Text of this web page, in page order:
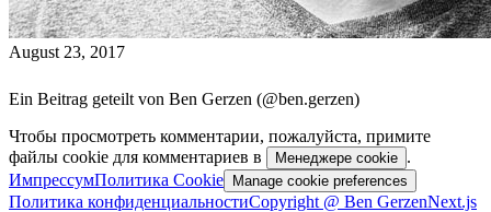
August 23, 2017
Ein Beitrag geteilt von Ben Gerzen (@ben.gerzen)
Чтобы просмотреть комментарии, пожалуйста, примите
файлы cookie для комментариев в
Менеджере cookie .
ИмпрессумПолитика Cookie Manage cookie preferences
Политика конфиденциальностиCopyright @ Ben GerzenNext.js